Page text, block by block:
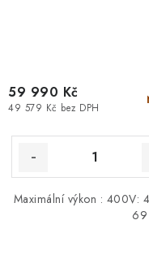
49 579 Kč bez DPH
59 990 Kč
Maximální výkon : 400V:
69